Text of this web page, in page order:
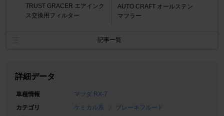
TRUST GRACER エアインク
ス交換用フィルター
AUTO CRAFT オールステン
マフラー
記事一覧
詳細データ
車種情報
マツダ RX-7
カテゴリ
ケミカル系
ブレーキフルード